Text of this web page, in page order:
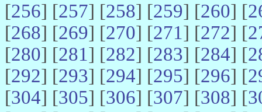
[256] [257] [258] [259] [260] [
[268] [269] [270] [271] [272] [
[280] [281] [282] [283] [284] [
[292] [293] [294] [295] [296] [
[304] [305] [306] [307] [308] [